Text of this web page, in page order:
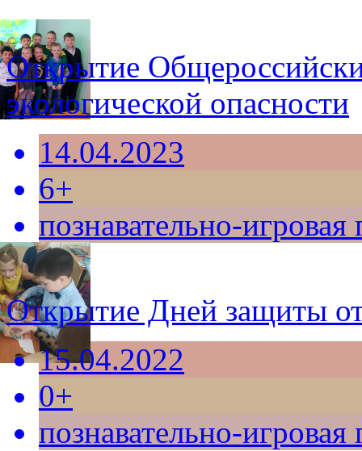
Открытие
экологической опасности
14.04.2023
6+
познавательно-
Открытие Дней защиты
15.04.2022
0+
познавательно-